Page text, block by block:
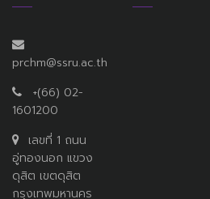
prchm@ssru.ac.th
+(66) 02-
1601200
เลขที่ 1 ถนน
อู่ทองนอก แขวง
ดุสิต เขตดุสิต
กรุงเทพมหานคร